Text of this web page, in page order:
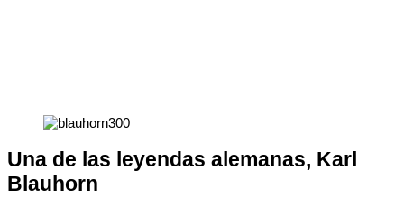
Una de las leyendas alemanas, Karl
Blauhorn